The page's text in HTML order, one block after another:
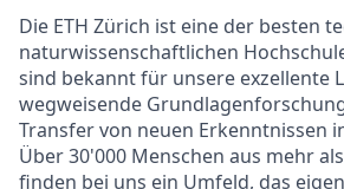
Die ETH Zürich ist eine der besten
naturwissenschaftlichen
sind bekannt für unsere exzellente
wegweisende
Transfer von neuen Erkenntnissen
Über 30'000 Menschen aus mehr
finden bei uns ein Umfeld, das